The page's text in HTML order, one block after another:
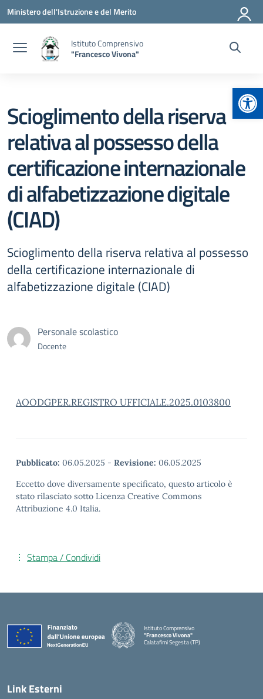
Vai ai contenuti
Vai al menu di navigazione
Vai al footer
Ministero dell'Istruzione e del Merito
Istituto Comprensivo
"Francesco Vivona"
Scioglimento della riserva
relativa al possesso della
certificazione internazionale
di alfabetizzazione digitale
(CIAD)
Scioglimento della riserva relativa al possesso
della certificazione internazionale di
alfabetizzazione digitale (CIAD)
Personale scolastico
Docente
AOODGPER.REGISTRO UFFICIALE.2025.0103800
Pubblicato: 06.05.2025 - Revisione: 06.05.2025
Eccetto dove diversamente specificato, questo articolo è
stato rilasciato sotto Licenza Creative Commons
Attribuzione 4.0 Italia.
Stampa / Condividi
Istituto Comprensivo
"Francesco Vivona"
Calatafimi Segesta (TP)
— Visita la pagina iniziale della scuola
Link Esterni